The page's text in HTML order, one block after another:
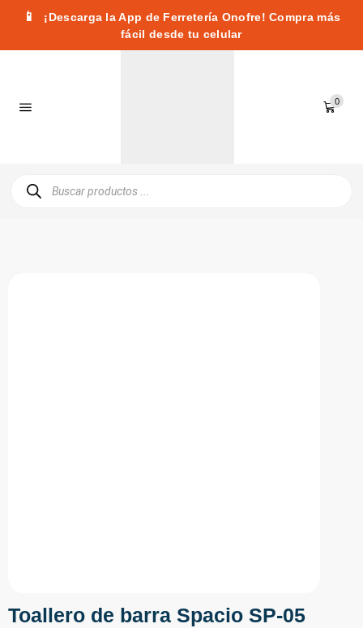
📱
¡Descarga la App de Ferretería Onofre! Compra más
fácil desde tu celular
0
Toallero de barra Spacio SP-05